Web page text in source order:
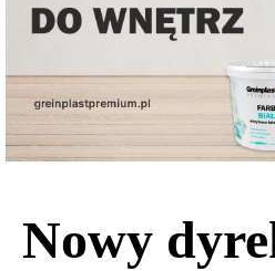
Nowy